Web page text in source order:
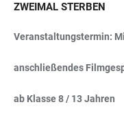
ZWEIMAL STERBEN
Veranstaltungstermin:
anschließendes
ab Klasse 8 / 13 Jahren